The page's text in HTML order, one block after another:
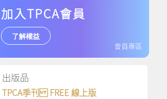
加入TPCA會員
了解權益
會員專區
出版品
TPCA季刊 FREE 線上版